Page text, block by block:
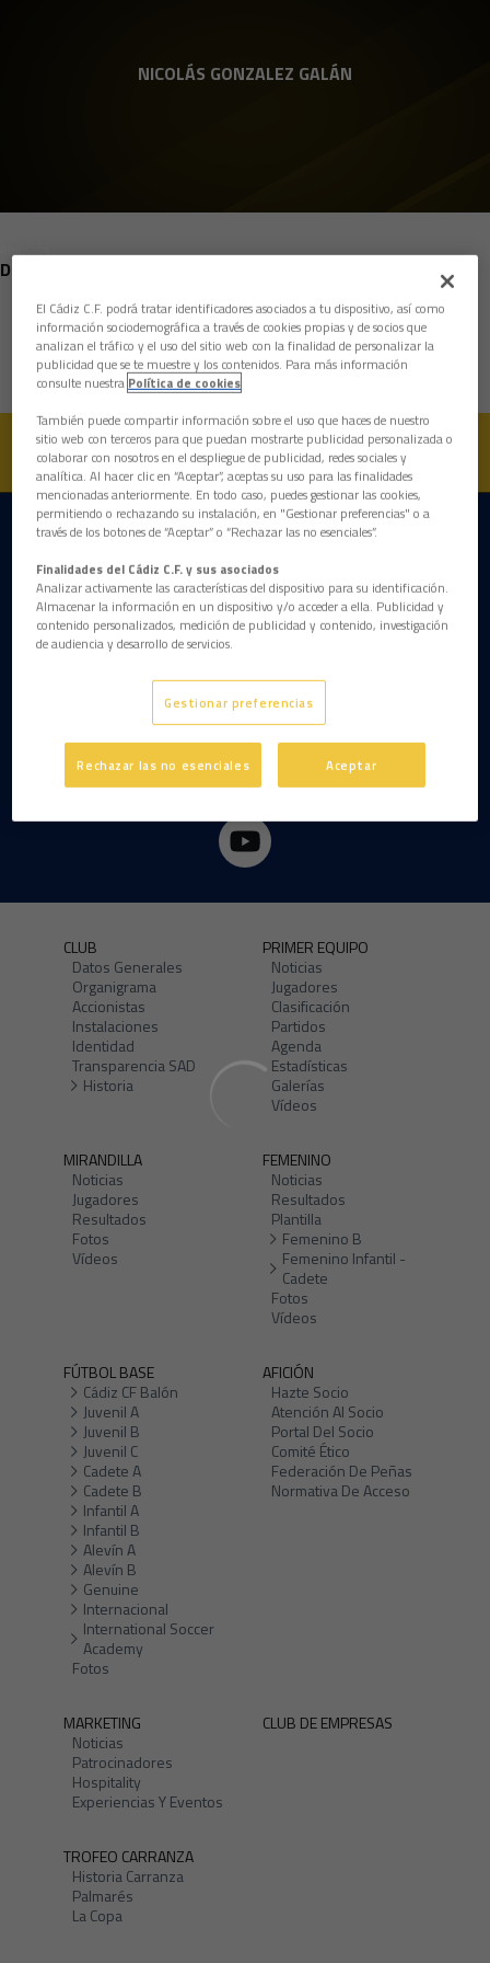
NICOLÁS GONZALEZ GALÁN
POSICIÓN
DEFENSAS
Nacimiento
Edad
DESCARGAR LA APP AHORA
CLUB
Datos Generales
Organigrama
Accionistas
Instalaciones
Identidad
Transparencia SAD
Historia
PRIMER EQUIPO
Noticias
Jugadores
Clasificación
Partidos
Agenda
Estadísticas
Galerías
Vídeos
MIRANDILLA
Noticias
Jugadores
Resultados
Fotos
Vídeos
FEMENINO
Noticias
Resultados
Plantilla
Femenino B
Femenino Infantil -
Cadete
Fotos
Vídeos
FÚTBOL BASE
Cádiz CF Balón
Juvenil A
Juvenil B
Juvenil C
Cadete A
Cadete B
Infantil A
Infantil B
Alevín A
Alevín B
Genuine
Internacional
International Soccer
Academy
Fotos
AFICIÓN
Hazte Socio
Atención Al Socio
Portal Del Socio
Comité Ético
Federación De Peñas
Normativa De Acceso
MARKETING
Noticias
Patrocinadores
Hospitality
Experiencias Y Eventos
CLUB DE EMPRESAS
TROFEO CARRANZA
Historia Carranza
Palmarés
La Copa
El Cádiz C.F. podrá tratar identificadores asociados a tu dispositivo, así como
información sociodemográfica a través de cookies propias y de socios que
analizan el tráfico y el uso del sitio web con la finalidad de personalizar la
publicidad que se te muestre y los contenidos. Para más información
consulte nuestra Política de cookies
También puede compartir información sobre el uso que haces de nuestro
sitio web con terceros para que puedan mostrarte publicidad personalizada o
colaborar con nosotros en el despliegue de publicidad, redes sociales y
analítica. Al hacer clic en “Aceptar”, aceptas su uso para las finalidades
mencionadas anteriormente. En todo caso, puedes gestionar las cookies,
permitiendo o rechazando su instalación, en "Gestionar preferencias" o a
través de los botones de “Aceptar” o “Rechazar las no esenciales”.
Finalidades del Cádiz C.F. y sus asociados
Analizar activamente las características del dispositivo para su identificación.
Almacenar la información en un dispositivo y/o acceder a ella. Publicidad y
contenido personalizados, medición de publicidad y contenido, investigación
de audiencia y desarrollo de servicios.
Gestionar preferencias
Rechazar las no esenciales Aceptar